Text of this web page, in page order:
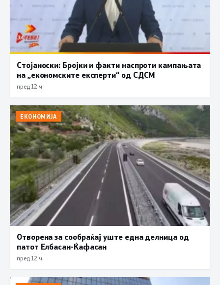
Стојаноски: Бројки и факти наспроти кампањата
на „економските експерти“ од СДСM
пред 12 ч.
ЕКОНОМИЈА
Отворена за сообраќај уште една делница од
патот Елбасан-Ќафасан
пред 12 ч.